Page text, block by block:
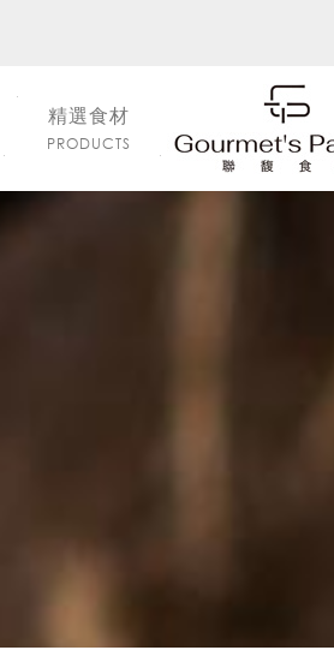
精選食材
PRODUCTS